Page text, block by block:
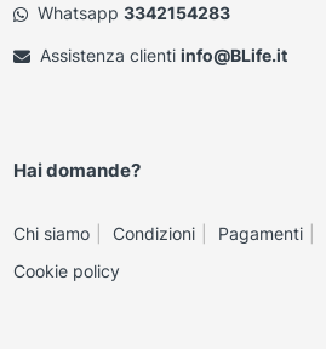
Whatsapp 3342154283
Assistenza clienti info@BLife.it
Hai domande?
Chi siamo Condizioni Pagamenti
Cookie policy